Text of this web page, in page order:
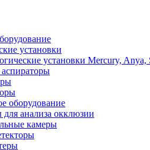
установки
установки Mercury, Anya,
оборудование
анализа окклюзии
камеры